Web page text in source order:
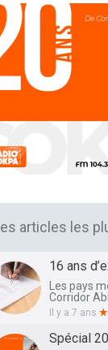
Les articles les
16 ans d’existence de l’OCAL :
Les pays
Corridor
Il y a 7 ans
Spécial